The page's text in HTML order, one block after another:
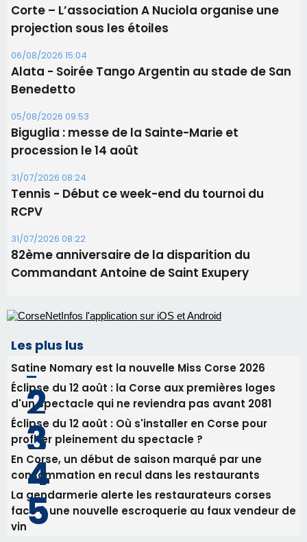
31/07/2026 08:24
Tennis - Début ce week-end du tournoi du
RCPV
31/07/2026 08:22
82ème anniversaire de la disparition du
Commandant Antoine de Saint Exupery
Les plus lus
Satine Nomary est la nouvelle Miss Corse 2026
d'un spectacle qui ne reviendra pas avant 2081
Éclipse du 12 août : Où s'installer en Corse pour
profiter pleinement du spectacle ?
consommation en recul dans les restaurants
face à une nouvelle escroquerie au faux vendeur de
vin
Newsletter
Inscrivez-vous à la newsletter de CNI et recevez par
email les infos les plus importantes et une sélection de
nos meilleurs articles